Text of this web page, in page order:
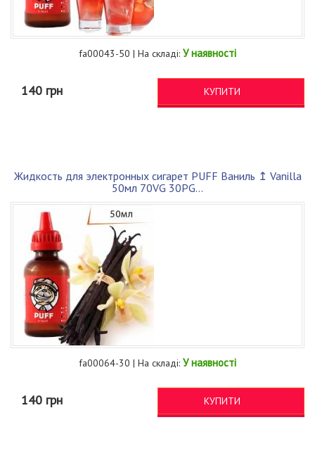
fa00043-50 | На складі: У наявності
140 грн КУПИТИ
Жидкость для электронных сигарет PUFF Ваниль ↥ Vanilla
50мл 70VG 30PG...
fa00064-30 | На складі: У наявності
140 грн КУПИТИ